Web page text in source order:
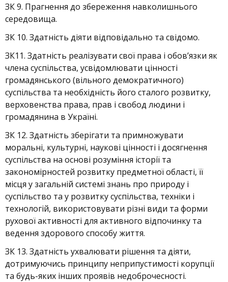
ЗК 9. Прагнення до збереження навколишнього
середовища.
ЗК 10. Здатність діяти відповідально та свідомо.
ЗК11. Здатність реалізувати свої права і обов’язки як
члена суспільства, усвідомлювати цінності
громадянського (вільного демократичного)
суспільства та необхідність його сталого розвитку,
верховенства права, прав і свобод людини і
громадянина в Україні.
ЗК 12. Здатність зберігати та примножувати
моральні, культурні, наукові цінності і досягнення
суспільства на основі розуміння історії та
закономірностей розвитку предметної області, її
місця у загальній системі знань про природу і
суспільство та у розвитку суспільства, техніки і
технологій, використовувати різні види та форми
рухової активності для активного відпочинку та
ведення здорового способу життя.
ЗК 13. Здатність ухвалювати рішення та діяти,
дотримуючись принципу неприпустимості корупції
та будь-яких інших проявів недоброчесності.